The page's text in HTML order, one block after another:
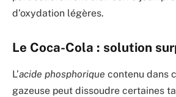
d’oxydation légères.
Le Coca-Cola : solution
L’acide phosphorique contenu dans
gazeuse peut dissoudre certaines